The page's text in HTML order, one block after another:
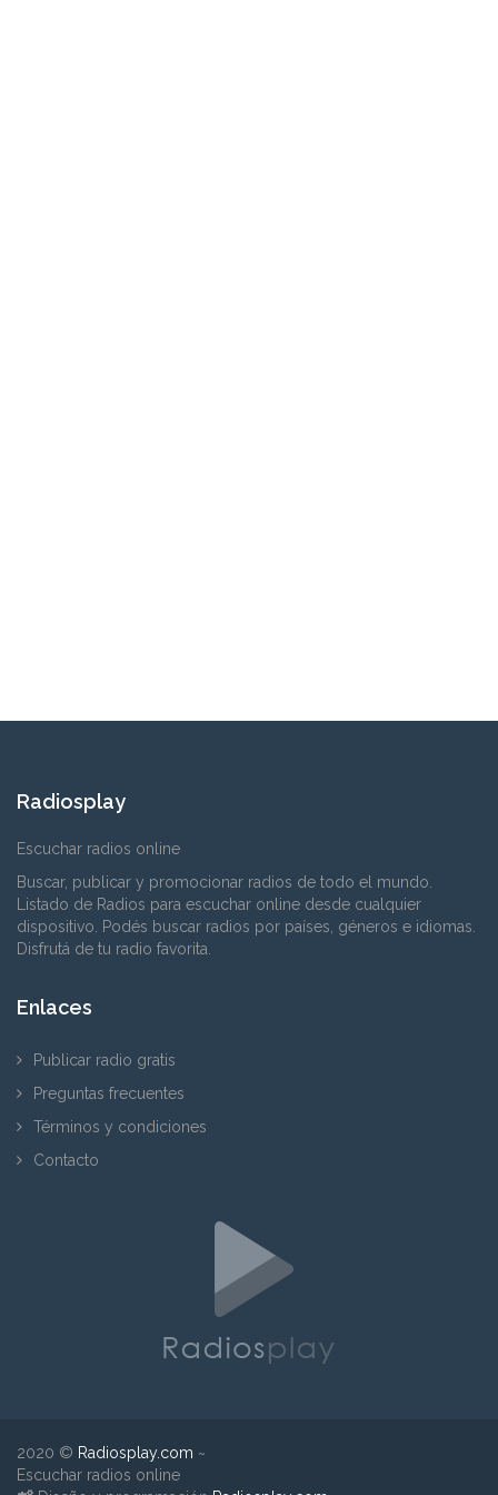
Radiosplay
Escuchar radios online
Buscar, publicar y promocionar radios de todo el mundo.
Listado de Radios para escuchar online desde cualquier
dispositivo. Podés buscar radios por países, géneros e idiomas.
Disfrutá de tu radio favorita.
Enlaces
Publicar radio gratis
Preguntas frecuentes
Términos y condiciones
Contacto
2020 © Radiosplay.com ~
Escuchar radios online